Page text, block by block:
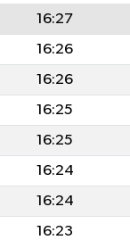
16:27
16:26
16:26
16:25
16:25
16:24
16:24
16:23